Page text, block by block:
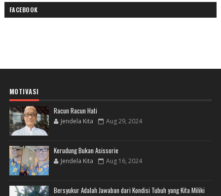
FACEBOOK
MOTIVASI
Racun Racun Hati
Jendela Kita Aug 29, 2024
Kerudung Bukan Asissorie
Jendela Kita Aug 16, 2024
Bersyukur Adalah Jawaban dari Kondisi Tubuh yang Kita Miliki